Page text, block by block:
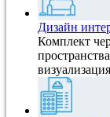
Дизайн
Комплект